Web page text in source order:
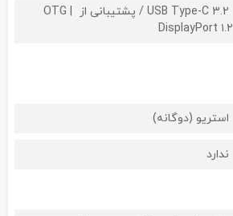
USB Type-C 3.2 / پشتیبانی از OTG
DisplayPort ۱.۲
استریو (دوگانه)
ندارد